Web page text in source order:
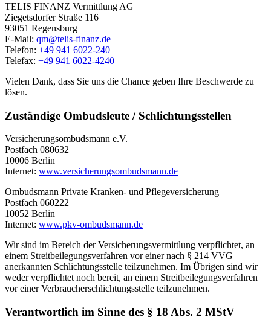
TELIS FINANZ Vermittlung AG
Ziegetsdorfer Straße 116
93051 Regensburg
E-Mail: qm@telis-finanz.de
Telefon: +49 941 6022-240
Telefax: +49 941 6022-4240
Vielen Dank, dass Sie uns die Chance geben Ihre Beschwerde zu
lösen.
Zuständige Ombudsleute / Schlichtungsstellen
Versicherungsombudsmann e.V.
Postfach 080632
10006 Berlin
Internet: www.versicherungsombudsmann.de
Ombudsmann Private Kranken- und Pflegeversicherung
Postfach 060222
10052 Berlin
Internet: www.pkv-ombudsmann.de
Wir sind im Bereich der Versicherungsvermittlung verpflichtet, an
einem Streitbeilegungsverfahren vor einer nach § 214 VVG
anerkannten Schlichtungsstelle teilzunehmen. Im Übrigen sind wir
weder verpflichtet noch bereit, an einem Streitbeilegungsverfahren
vor einer Verbraucherschlichtungsstelle teilzunehmen.
Verantwortlich im Sinne des § 18 Abs. 2 MStV